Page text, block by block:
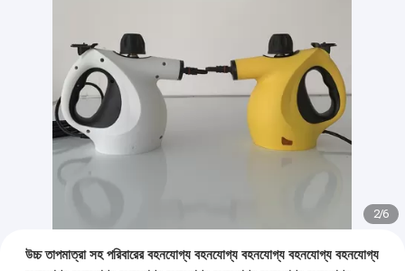
2/6
উচ্চ তাপমাত্রা সহ পরিবারের বহনযোগ্য বহনযোগ্য বহনযোগ্য বহনযোগ্য বহনযোগ্য